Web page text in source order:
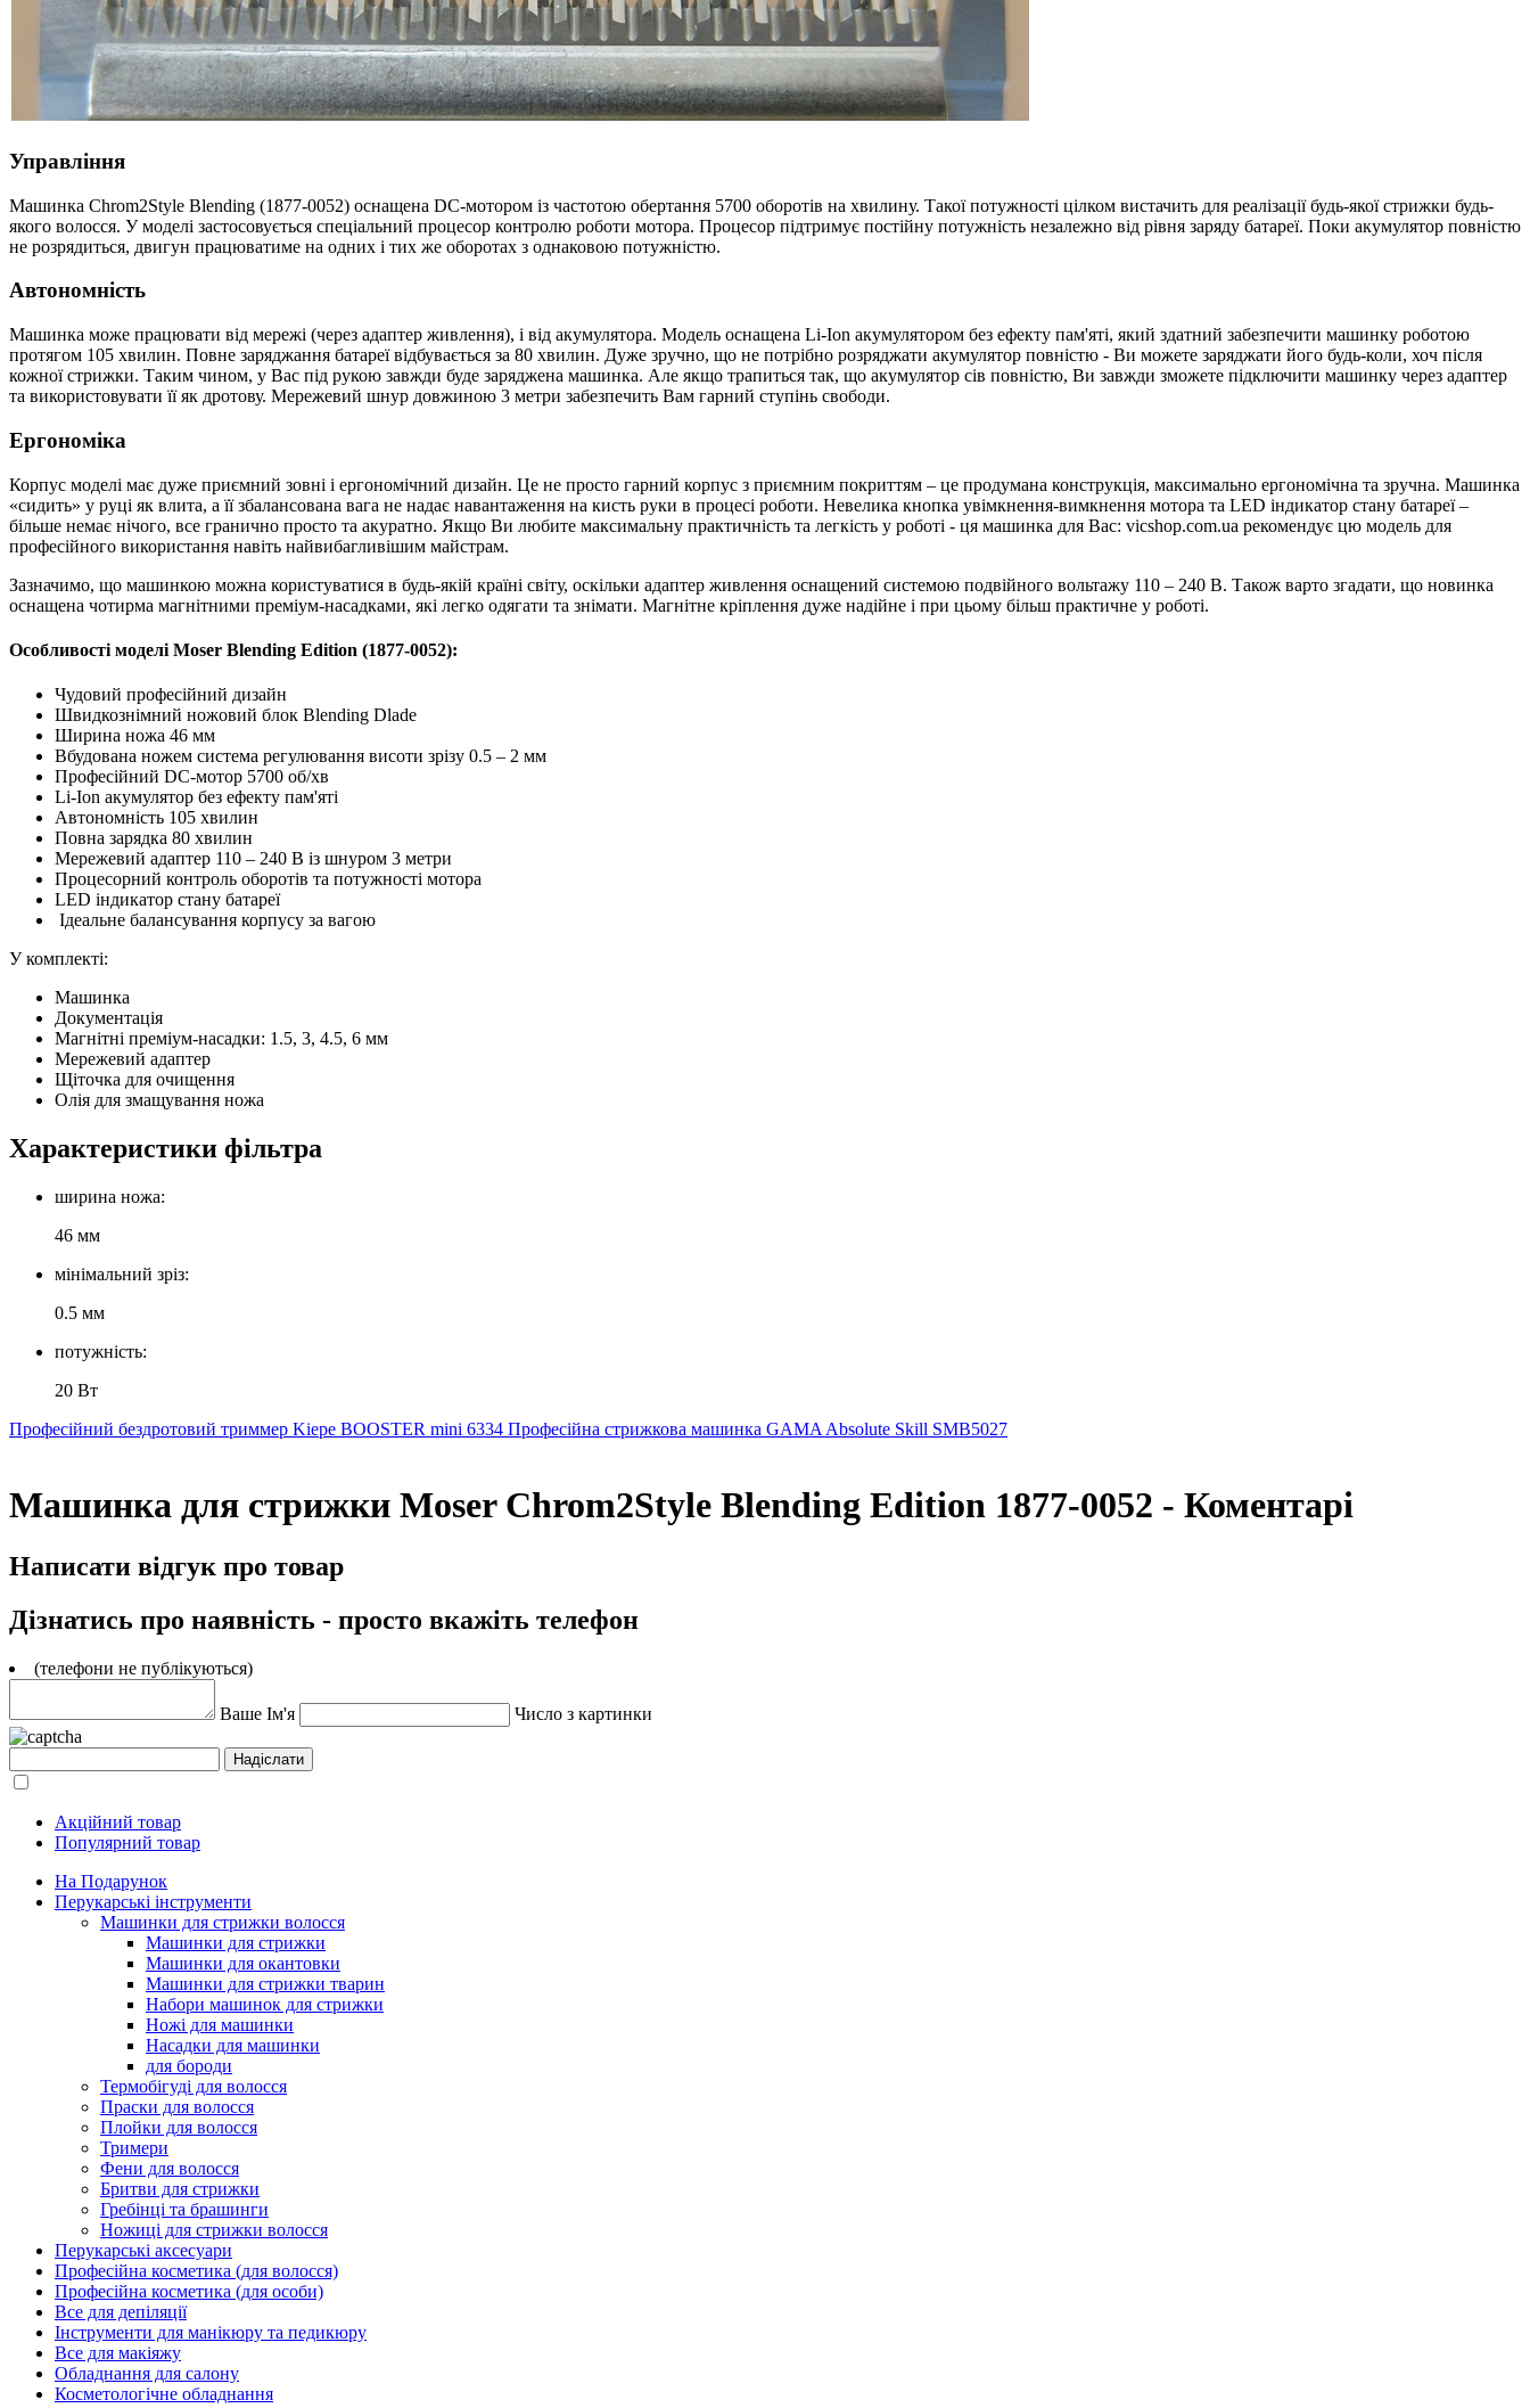
Управління
Машинка Chrom2Style Blending (1877-0052) оснащена DC-мотором із частотою обертання 5700 оборотів на хвилину. Такої потужності цілком вистачить для реалізації будь-якої стрижки будь-
якого волосся. У моделі застосовується спеціальний процесор контролю роботи мотора. Процесор підтримує постійну потужність незалежно від рівня заряду батареї. Поки акумулятор повністю
не розрядиться, двигун працюватиме на одних і тих же оборотах з однаковою потужністю.
Автономність
Машинка може працювати від мережі (через адаптер живлення), і від акумулятора. Модель оснащена Li-Ion акумулятором без ефекту пам'яті, який здатний забезпечити машинку роботою
протягом 105 хвилин. Повне заряджання батареї відбувається за 80 хвилин. Дуже зручно, що не потрібно розряджати акумулятор повністю - Ви можете заряджати його будь-коли, хоч після
кожної стрижки. Таким чином, у Вас під рукою завжди буде заряджена машинка. Але якщо трапиться так, що акумулятор сів повністю, Ви завжди зможете підключити машинку через адаптер
та використовувати її як дротову. Мережевий шнур довжиною 3 метри забезпечить Вам гарний ступінь свободи.
Ергономіка
Корпус моделі має дуже приємний зовні і ергономічний дизайн. Це не просто гарний корпус з приємним покриттям – це продумана конструкція, максимально ергономічна та зручна. Машинка
«сидить» у руці як влита, а її збалансована вага не надає навантаження на кисть руки в процесі роботи. Невелика кнопка увімкнення-вимкнення мотора та LED індикатор стану батареї –
більше немає нічого, все гранично просто та акуратно. Якщо Ви любите максимальну практичність та легкість у роботі - ця машинка для Вас: vicshop.com.ua рекомендує цю модель для
професійного використання навіть найвибагливішим майстрам.
Зазначимо, що машинкою можна користуватися в будь-якій країні світу, оскільки адаптер живлення оснащений системою подвійного вольтажу 110 – 240 В. Також варто згадати, що новинка
оснащена чотирма магнітними преміум-насадками, які легко одягати та знімати. Магнітне кріплення дуже надійне і при цьому більш практичне у роботі.
Особливості моделі Moser Blending Edition (1877-0052):
Чудовий професійний дизайн
Швидкознімний ножовий блок Blending Dlade
Ширина ножа 46 мм
Вбудована ножем система регулювання висоти зрізу 0.5 – 2 мм
Професійний DC-мотор 5700 об/хв
Li-Ion акумулятор без ефекту пам'яті
Автономність 105 хвилин
Повна зарядка 80 хвилин
Мережевий адаптер 110 – 240 В із шнуром 3 метри
Процесорний контроль оборотів та потужності мотора
LED індикатор стану батареї
Ідеальне балансування корпусу за вагою
У комплекті:
Машинка
Документація
Магнітні преміум-насадки: 1.5, 3, 4.5, 6 мм
Мережевий адаптер
Щіточка для очищення
Олія для змащування ножа
Характеристики фільтра
ширина ножа:
46 мм
мінімальний зріз:
0.5 мм
потужність:
20 Вт
Професійний бездротовий триммер Kiepe BOOSTER mini 6334 Професійна стрижкова машинка GAMA Absolute Skill SMB5027
Машинка для стрижки Moser Chrom2Style Blending Edition 1877-0052 - Коментарі
Написати відгук про товар
Дізнатись про наявність - просто вкажіть телефон
(телефони не публікуються)
Ваше Ім'я Число з картинки
Акційний товар
Популярний товар
На Подарунок
Перукарські інструменти
Машинки для стрижки волосся
Машинки для стрижки
Машинки для окантовки
Машинки для стрижки тварин
Набори машинок для стрижки
Ножі для машинки
Насадки для машинки
для бороди
Термобігуді для волосся
Праски для волосся
Плойки для волосся
Тримери
Фени для волосся
Бритви для стрижки
Гребінці та брашинги
Ножиці для стрижки волосся
Перукарські аксесуари
Професійна косметика (для волосся)
Професійна косметика (для особи)
Все для депіляції
Інструменти для манікюру та педикюру
Все для макіяжу
Обладнання для салону
Косметологічне обладнання